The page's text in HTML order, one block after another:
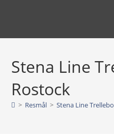
Stena Line
Rostock
> Resmål > Stena Line